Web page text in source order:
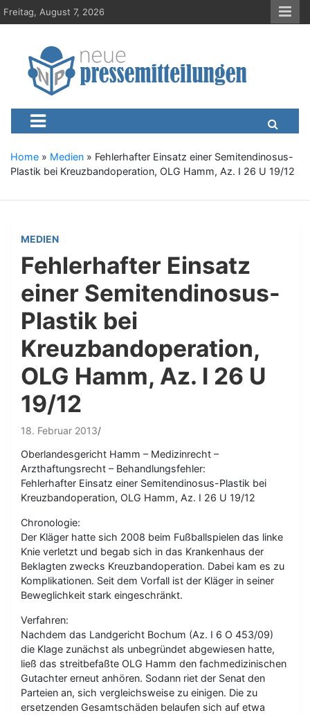
S
k
Freitag, August 7, 2026
Neue-
Presseportal, Nachrichten, News, Meldungen, Wirtschaft
Home » Medien » Fehlerhafter Einsatz einer Semitendinosus-
Plastik bei Kreuzbandoperation, OLG Hamm, Az. I 26 U 19/12
MEDIEN
Fehlerhafter Einsatz
einer Semitendinosus-
Plastik bei
Kreuzbandoperation,
OLG Hamm, Az. I 26 U
19/12
18. Februar 2013
Oberlandesgericht Hamm – Medizinrecht –
Arzthaftungsrecht – Behandlungsfehler:
Fehlerhafter Einsatz einer Semitendinosus-Plastik bei
Kreuzbandoperation, OLG Hamm, Az. I 26 U 19/12
Chronologie:
Der Kläger hatte sich 2008 beim Fußballspielen das linke
Knie verletzt und begab sich in das Krankenhaus der
Beklagten zwecks Kreuzbandoperation. Dabei kam es zu
Komplikationen. Seit dem Vorfall ist der Kläger in seiner
Beweglichkeit stark eingeschränkt.
Verfahren:
Nachdem das Landgericht Bochum (Az. I 6 O 453/09)
die Klage zunächst als unbegründet abgewiesen hatte,
ließ das streitbefaßte OLG Hamm den fachmedizinischen
Gutachter erneut anhören. Sodann riet der Senat den
Parteien an, sich vergleichsweise zu einigen. Die zu
ersetzenden Gesamtschäden belaufen sich auf etwa